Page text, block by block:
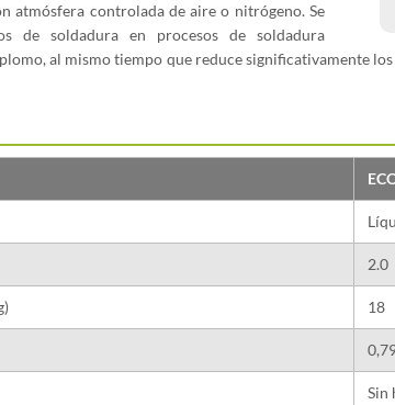
atmósfera controlada de aire o nitrógeno. Se
de soldadura en procesos de soldadura
al mismo tiempo que reduce significativamente
2.0
18
Sin